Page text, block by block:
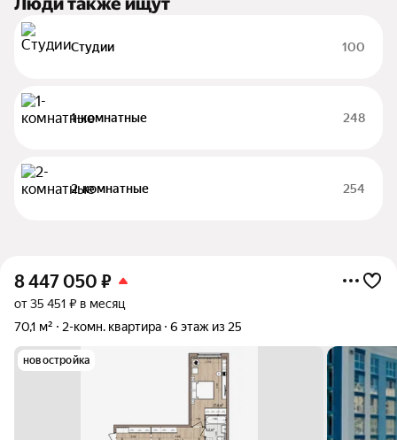
Студии 100
1-комнатные 248
2-комнатные 254
8 447 050 ₽
от 35 451 ₽ в месяц
70,1 м²
2-комн. квартира 6 этаж из 25
новостройка